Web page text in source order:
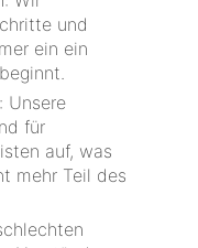
und
ein ein
Unsere
für
auf, was
mehr Teil des